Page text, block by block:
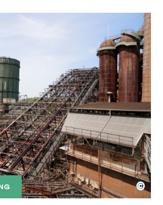
der Völklinger Hütte mit
Völklinger Hütte | Karl
©